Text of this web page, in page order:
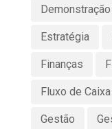
Estratégia
Finanças
Fluxo de Caixa
Gestão